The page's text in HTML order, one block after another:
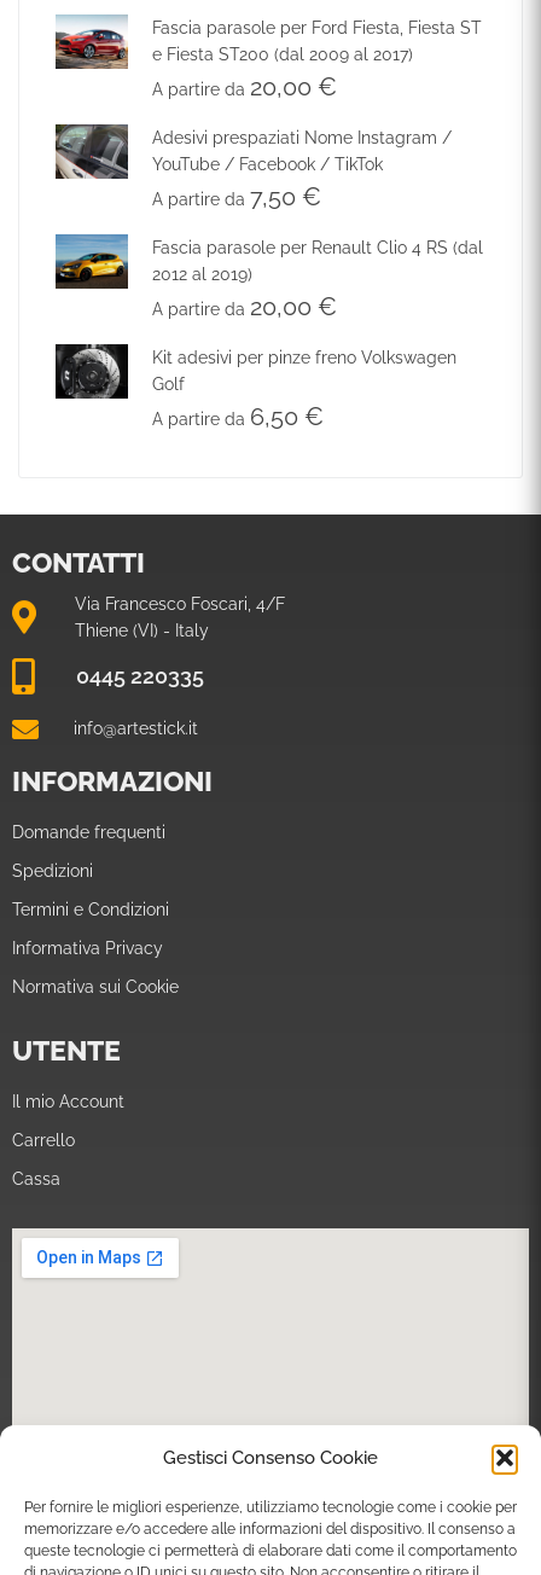
Gestisci Consenso Cookie
Per fornire le migliori esperienze, utilizziamo tecnologie come i cookie per
memorizzare e/o accedere alle informazioni del dispositivo. Il consenso a
queste tecnologie ci permetterà di elaborare dati come il comportamento
Fascia parasole per Ford Fiesta, Fiesta ST
e Fiesta ST200 (dal 2009 al 2017)
A partire da 20,00 €
Adesivi prespaziati Nome Instagram /
YouTube / Facebook / TikTok
A partire da 7,50 €
Fascia parasole per Renault Clio 4 RS (dal
2012 al 2019)
A partire da 20,00 €
Kit adesivi per pinze freno Volkswagen
Golf
A partire da 6,50 €
CONTATTI
Via Francesco Foscari, 4/F
Thiene (VI) - Italy
0445 220335
info@artestick.it
INFORMAZIONI
Domande frequenti
Spedizioni
Termini e Condizioni
Informativa Privacy
Normativa sui Cookie
UTENTE
Il mio Account
Carrello
Cassa